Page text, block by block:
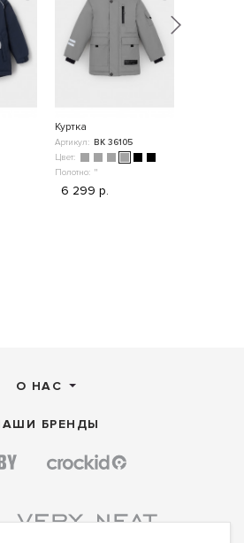
Куртка
Артикул: ВК 36105
Цвет:
Полотно: "
6 299 р.
О НАС
БРЕНДЫ